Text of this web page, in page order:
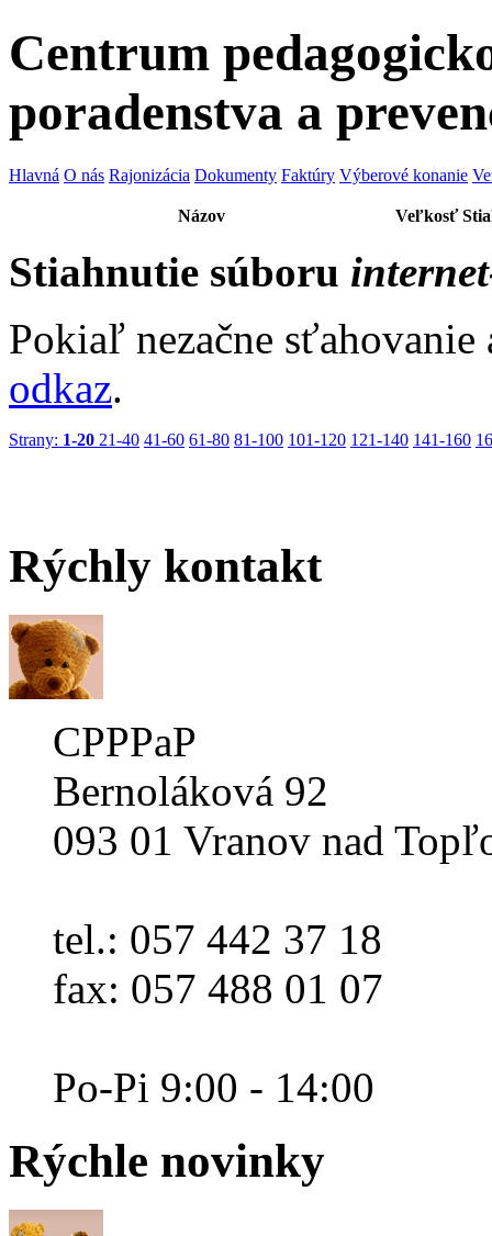
Centrum
poradenstva a
Hlavná O nás Rajonizácia Dokumenty Faktúry Výberové konanie
Názov Veľkosť
Stiahnutie súboru
Pokiaľ nezačne
odkaz.
Strany: 1-20 21-40 41-60 61-80 81-100 101-120 121-140 141-160
Rýchly kontakt
CPPPaP
Bernoláková 92
093 01 Vranov nad
tel.: 057 442 37 18
fax: 057 488 01 07
Po-Pi 9:00 - 14:00
Rýchle novinky